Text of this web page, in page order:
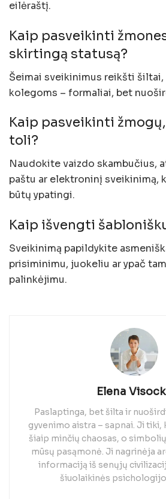
eilėraštį.
Kaip pasveikinti
skirtingą statusą?
Šeimai sveikinimus reikšti šiltai,
kolegoms – formaliai, bet
Kaip pasveikinti
toli?
Naudokite vaizdo skambučius,
paštu ar elektroninį sveikinimą,
būtų ypatingi.
Kaip išvengti
Sveikinimą papildykite
prisiminimu, juokeliu ar ypač
palinkėjimu.
Elena
Paslaptinga, bet šilta ir
gyvenimo aistra – sapnai. Ji tiki,
šiaip minčių chaosas, o
mūsų pasąmonė. Ji nagrinėja
informaciją iš senųjų
šiuolaikinės